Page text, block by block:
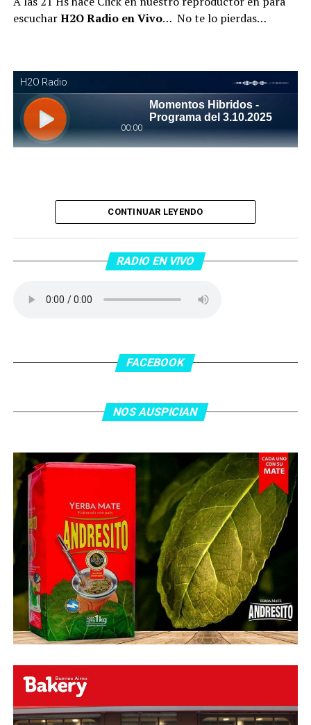
escucharH2O Radio en Vivo… No te lo pierdas…
Piantaos por el Tango. Piantaos por el Tango es un
programa radiofónico semanal conducido y dirigido por
Raúl Mamone con el objetivo de difundir el Tango desde
O ingresa
de nuestras redes sociales Te
esperamos en el portal de la #radio con la mejor
información y la mejor #música…
#Folklore #tango
#Rock #Nacional,
#RockInternacional,
#RockandRoll, #Noticias y la mejor #Música
Te
esperamos
Faceboock: H2O Radio
Onlinehttps://www.facebook.com/h2oradioonline
CONTINUAR LEYENDO
RADIO EN VIVO
FACEBOOK
NOS AUSPICIAN